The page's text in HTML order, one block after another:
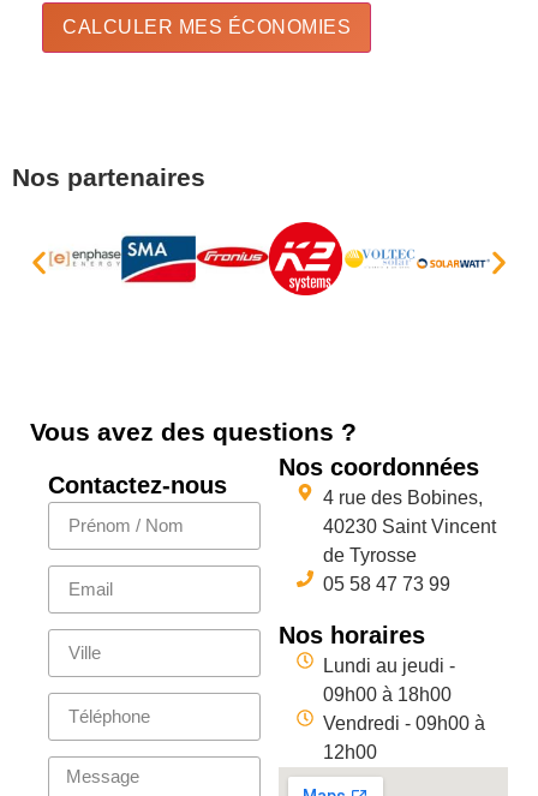
CALCULER MES ÉCONOMIES
Nos partenaires
Vous avez des questions ?
Contactez-nous
Nos coordonnées
4 rue des Bobines,
40230 Saint Vincent
de Tyrosse
05 58 47 73 99
Nos horaires
Lundi au jeudi -
09h00 à 18h00
Vendredi - 09h00 à
12h00